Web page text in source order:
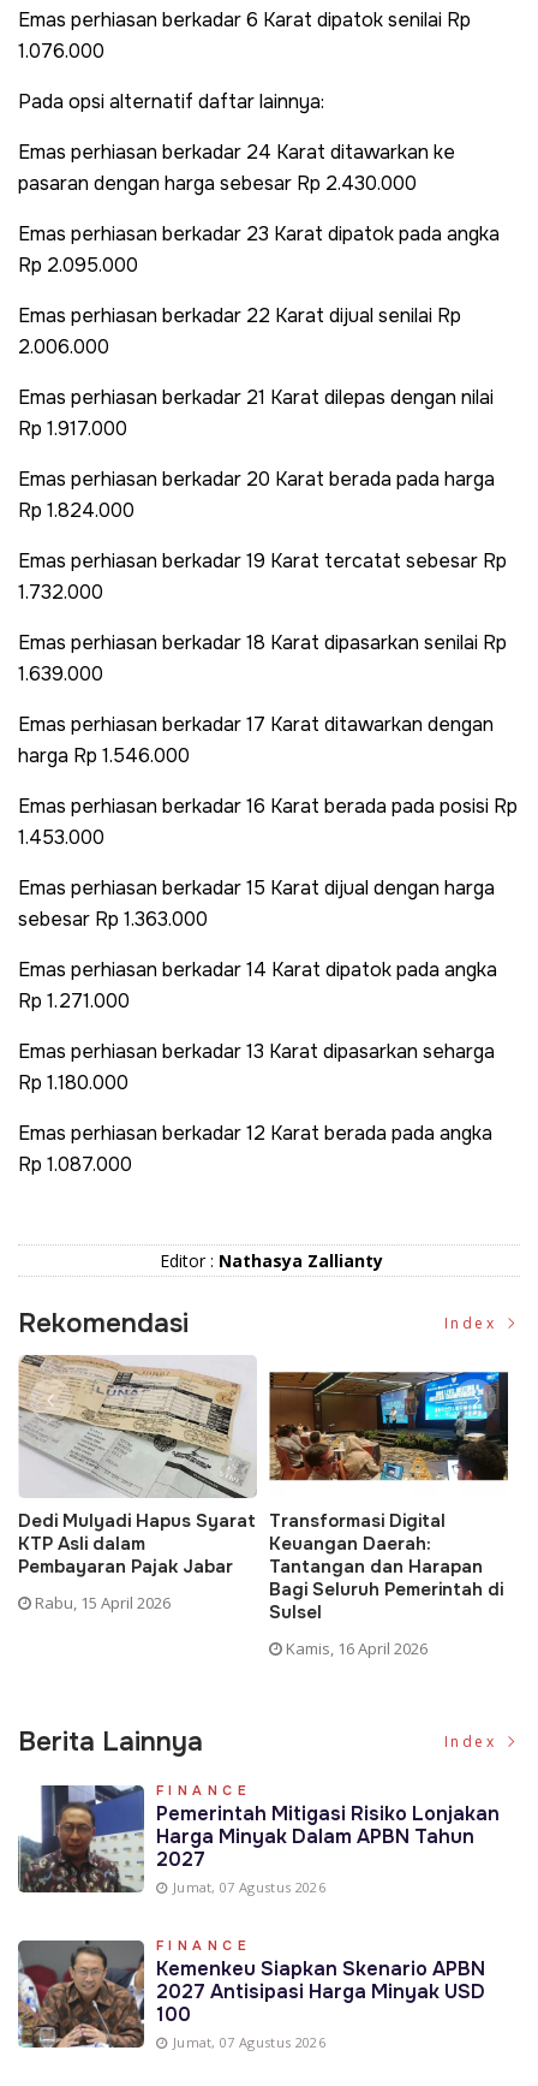
Emas perhiasan berkadar 6 Karat dipatok senilai Rp
1.076.000
Pada opsi alternatif daftar lainnya:
Emas perhiasan berkadar 24 Karat ditawarkan ke
pasaran dengan harga sebesar Rp 2.430.000
Emas perhiasan berkadar 23 Karat dipatok pada angka
Rp 2.095.000
Emas perhiasan berkadar 22 Karat dijual senilai Rp
2.006.000
Emas perhiasan berkadar 21 Karat dilepas dengan nilai
Rp 1.917.000
Emas perhiasan berkadar 20 Karat berada pada harga
Rp 1.824.000
Emas perhiasan berkadar 19 Karat tercatat sebesar Rp
1.732.000
Emas perhiasan berkadar 18 Karat dipasarkan senilai Rp
1.639.000
Emas perhiasan berkadar 17 Karat ditawarkan dengan
harga Rp 1.546.000
Emas perhiasan berkadar 16 Karat berada pada posisi Rp
1.453.000
Emas perhiasan berkadar 15 Karat dijual dengan harga
sebesar Rp 1.363.000
Emas perhiasan berkadar 14 Karat dipatok pada angka
Rp 1.271.000
Emas perhiasan berkadar 13 Karat dipasarkan seharga
Rp 1.180.000
Emas perhiasan berkadar 12 Karat berada pada angka
Rp 1.087.000
Editor : Nathasya Zallianty
Rekomendasi Index
Dedi Mulyadi Hapus Syarat
KTP Asli dalam
Pembayaran Pajak Jabar
Rabu, 15 April 2026
Transformasi Digital
Keuangan Daerah:
Tantangan dan Harapan
Bagi Seluruh Pemerintah di
Sulsel
Kamis, 16 April 2026
Berita Lainnya Index
FINANCE
Pemerintah Mitigasi Risiko Lonjakan
Harga Minyak Dalam APBN Tahun
2027
Jumat, 07 Agustus 2026
FINANCE
Kemenkeu Siapkan Skenario APBN
2027 Antisipasi Harga Minyak USD
100
Jumat, 07 Agustus 2026